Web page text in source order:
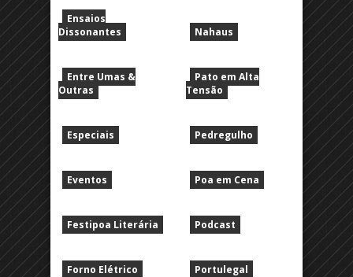
Ensaios
Dissonantes
Entre Umas &
Outras
Especiais
Eventos
Festipoa Literária
Forno Elétrico
Nahaus
Pato em Alta
Tensão
Pedregulho
Poa em Cena
Podcast
Portulegal